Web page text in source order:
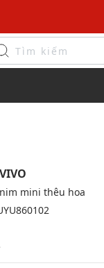
mini thêu hoa